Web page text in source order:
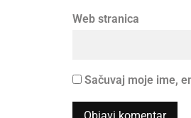
Web stranica
Sačuvaj moje ime,